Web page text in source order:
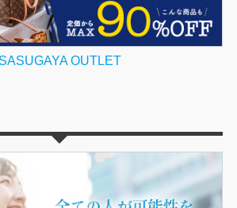
SASUGAYA OUTLET